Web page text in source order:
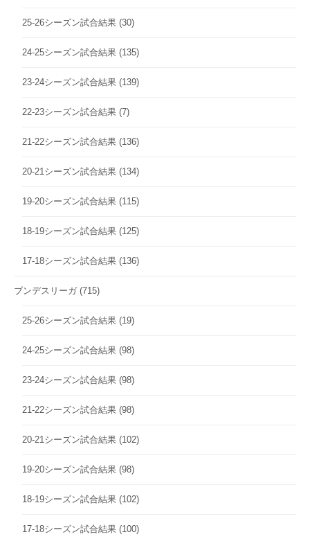
25-26シーズン試合結果 (30)
24-25シーズン試合結果 (135)
23-24シーズン試合結果 (139)
22-23シーズン試合結果 (7)
21-22シーズン試合結果 (136)
20-21シーズン試合結果 (134)
19-20シーズン試合結果 (115)
18-19シーズン試合結果 (125)
17-18シーズン試合結果 (136)
ブンデスリーガ (715)
25-26シーズン試合結果 (19)
24-25シーズン試合結果 (98)
23-24シーズン試合結果 (98)
21-22シーズン試合結果 (98)
20-21シーズン試合結果 (102)
19-20シーズン試合結果 (98)
18-19シーズン試合結果 (102)
17-18シーズン試合結果 (100)